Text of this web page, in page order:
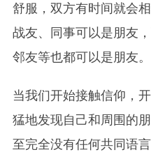
舒服，双方有时间就会
战友、同事可以是朋友
邻友等也都可以是朋友。
当我们开始接触信仰，
猛地发现自己和周围的
至完全没有任何共同语